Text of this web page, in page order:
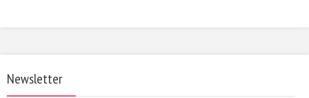
Newsletter